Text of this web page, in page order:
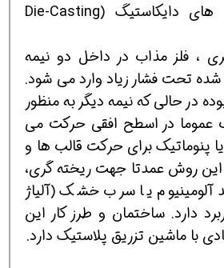
فصل دوم – پرس های دایکاستیگ (Die-Casting
، فلز مذاب در داخل دو نیمه
تحت فشار زیاد وارد می شود.
در حالی که نیمه دیگر به منظور
عموما در اسطح افقی حرکت می
پنوماتیک برای حرکت قالب ها و
این روش عمدتا جهت ریخته گری،
آلومینیوم یا سرب خشک (آلیاژ
دارد. ساختمان و طرز کار این
با ماشین تزریق پلاستیک دارد.